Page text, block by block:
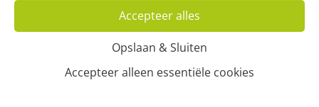
Accepteer alles
Opslaan & Sluiten
Accepteer alleen essentiële cookies